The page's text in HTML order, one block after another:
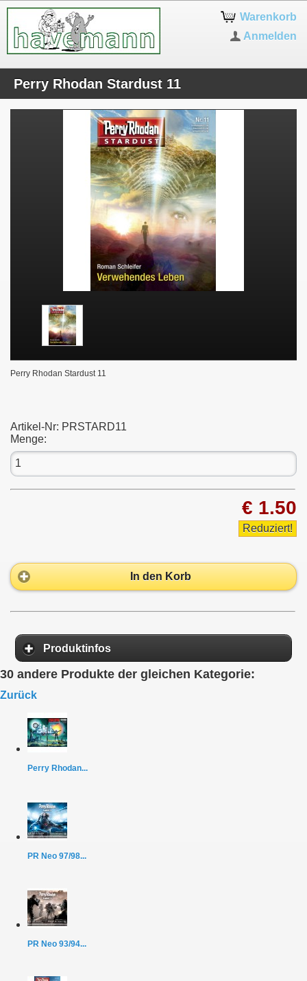
Warenkorb
Anmelden
Perry Rhodan Stardust 11
Perry Rhodan Stardust 11
Artikel-Nr: PRSTARD11
Menge:
€ 1.50
Reduziert!
In den Korb
Produktinfos
30 andere Produkte der gleichen Kategorie:
Zurück
Perry Rhodan...
PR Neo 97/98...
PR Neo 93/94...